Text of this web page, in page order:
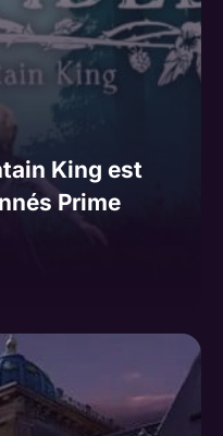
King est
Prime